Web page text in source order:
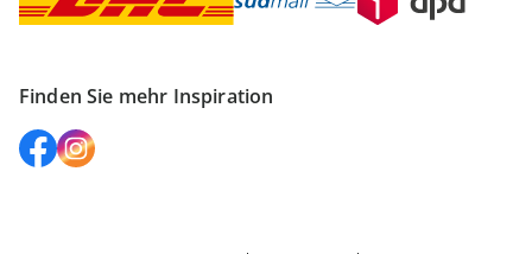
Finden Sie mehr Inspiration